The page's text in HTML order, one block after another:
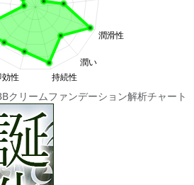
クリームファンデーション解析チャート